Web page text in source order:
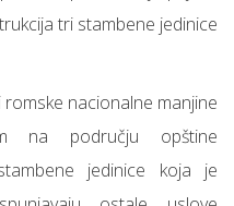
tri stambene jedinice
romske nacionalne manjine
na području opštine
jedinice koja je